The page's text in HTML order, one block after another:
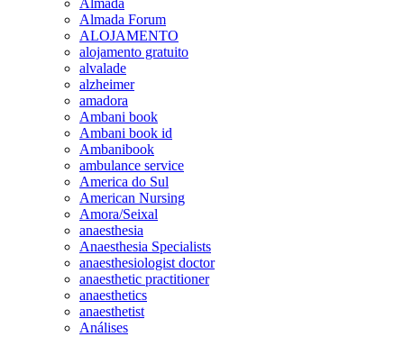
Almada Forum
ALOJAMENTO
alojamento gratuito
alvalade
alzheimer
amadora
Ambani book
Ambani book id
Ambanibook
ambulance service
America do Sul
American Nursing
Amora/Seixal
anaesthesia
Anaesthesia Specialists
anaesthesiologist doctor
anaesthetic practitioner
anaesthetics
anaesthetist
Análises